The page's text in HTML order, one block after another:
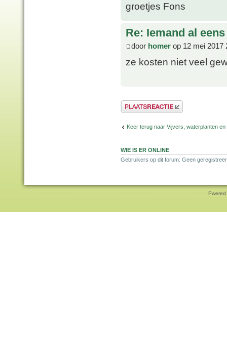
groetjes Fons
Re: Iemand al
door homer op 12 mei 2017
ze kosten niet veel
Plaats een reactie
Keer terug naar Vijvers, waterplanten en
WIE IS ER ONLINE
Gebruikers op dit forum: Geen